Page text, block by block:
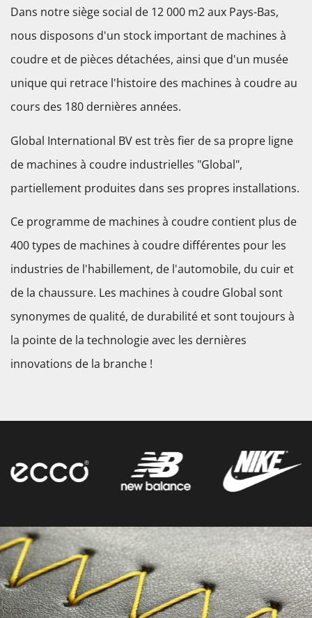
Dans notre siège social de 12 000 m2 aux Pays-Bas,
nous disposons d'un stock important de machines à
coudre et de pièces détachées, ainsi que d'un musée
unique qui retrace l'histoire des machines à coudre au
cours des 180 dernières années.
Global International BV est très fier de sa propre ligne
de machines à coudre industrielles "Global",
partiellement produites dans ses propres installations.
Ce programme de machines à coudre contient plus de
400 types de machines à coudre différentes pour les
industries de l'habillement, de l'automobile, du cuir et
de la chaussure. Les machines à coudre Global sont
synonymes de qualité, de durabilité et sont toujours à
la pointe de la technologie avec les dernières
innovations de la branche !